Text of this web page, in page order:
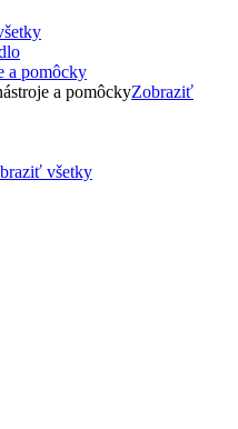
a pomôcky
a pomôckyZobraziť
všetky